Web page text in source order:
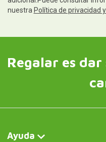
nuestra Política de privacidad
Regalar es
Ayuda